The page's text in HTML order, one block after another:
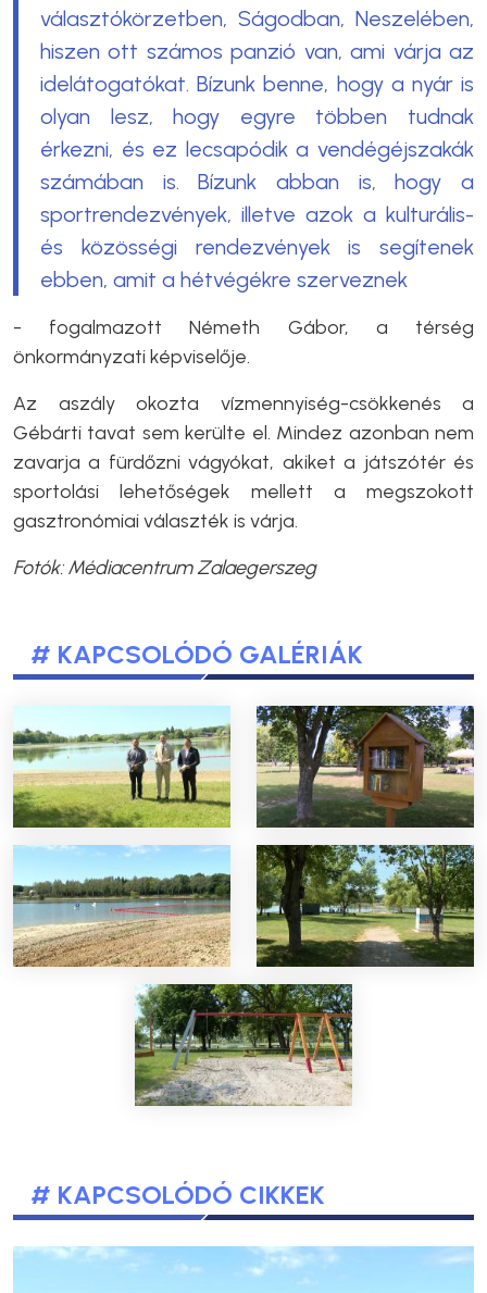
választókörzetben, Ságodban, Neszelében,
hiszen ott számos panzió van, ami várja az
idelátogatókat. Bízunk benne, hogy a nyár is
olyan lesz, hogy egyre többen tudnak
érkezni, és ez lecsapódik a vendégéjszakák
számában is. Bízunk abban is, hogy a
sportrendezvények, illetve azok a kulturális-
és közösségi rendezvények is segítenek
ebben, amit a hétvégékre szerveznek
- fogalmazott Németh Gábor, a térség
önkormányzati képviselője.
Az aszály okozta vízmennyiség-csökkenés a
Gébárti tavat sem kerülte el. Mindez azonban nem
zavarja a fürdőzni vágyókat, akiket a játszótér és
sportolási lehetőségek mellett a megszokott
gasztronómiai választék is várja.
Fotók: Médiacentrum Zalaegerszeg
# KAPCSOLÓDÓ GALÉRIÁK
# KAPCSOLÓDÓ CIKKEK